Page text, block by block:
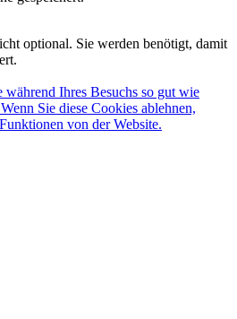
optional. Sie werden benötigt, damit
während Ihres Besuchs so gut wie
Sie diese Cookies ablehnen,
von der Website.